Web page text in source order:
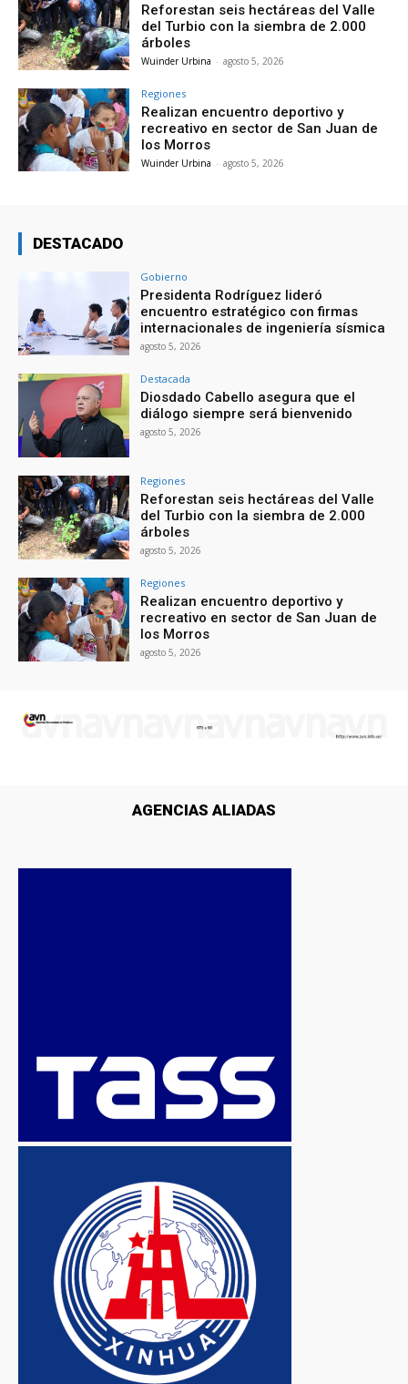
Reforestan seis hectáreas del Valle
del Turbio con la siembra de 2.000
árboles
Wuinder Urbina - agosto 5, 2026
Regiones
Realizan encuentro deportivo y
recreativo en sector de San Juan de
los Morros
Wuinder Urbina - agosto 5, 2026
DESTACADO
Gobierno
Presidenta Rodríguez lideró
encuentro estratégico con firmas
internacionales de ingeniería sísmica
agosto 5, 2026
Destacada
Diosdado Cabello asegura que el
diálogo siempre será bienvenido
agosto 5, 2026
Regiones
Reforestan seis hectáreas del Valle
del Turbio con la siembra de 2.000
árboles
agosto 5, 2026
Regiones
Realizan encuentro deportivo y
recreativo en sector de San Juan de
los Morros
agosto 5, 2026
AGENCIAS ALIADAS